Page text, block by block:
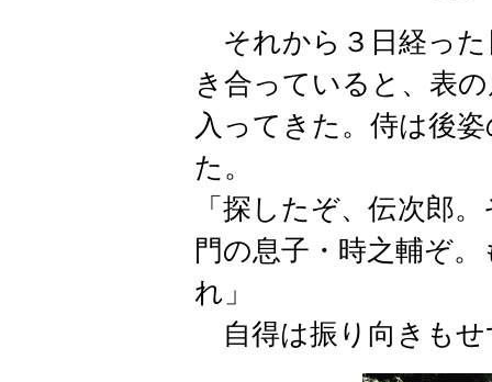
それから３日経った
き合っていると、表
入ってきた。侍は後
た。
「探したぞ、伝次郎
門の息子・時之輔ぞ
れ」
自得は振り向きもせ